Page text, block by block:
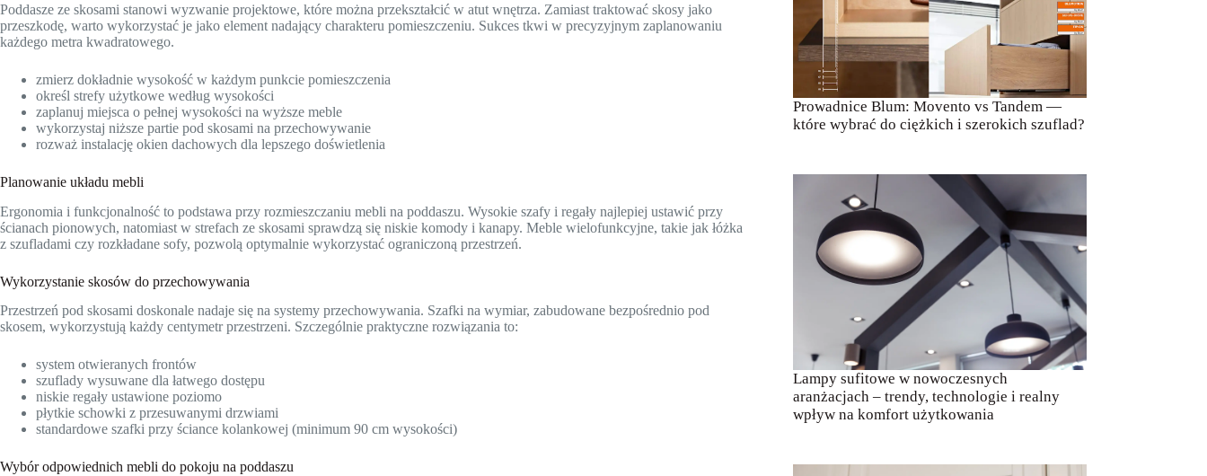
Poddasze ze skosami stanowi wyzwanie projektowe, które można przekształcić w atut wnętrza. Zamiast traktować skosy jako
przeszkodę, warto wykorzystać je jako element nadający charakteru pomieszczeniu. Sukces tkwi w precyzyjnym zaplanowaniu
każdego metra kwadratowego.
zmierz dokładnie wysokość w każdym punkcie pomieszczenia
określ strefy użytkowe według wysokości
zaplanuj miejsca o pełnej wysokości na wyższe meble
wykorzystaj niższe partie pod skosami na przechowywanie
rozważ instalację okien dachowych dla lepszego doświetlenia
Planowanie układu mebli
Ergonomia i funkcjonalność to podstawa przy rozmieszczaniu mebli na poddaszu. Wysokie szafy i regały najlepiej ustawić przy
ścianach pionowych, natomiast w strefach ze skosami sprawdzą się niskie komody i kanapy. Meble wielofunkcyjne, takie jak łóżka
z szufladami czy rozkładane sofy, pozwolą optymalnie wykorzystać ograniczoną przestrzeń.
Wykorzystanie skosów do przechowywania
Przestrzeń pod skosami doskonale nadaje się na systemy przechowywania. Szafki na wymiar, zabudowane bezpośrednio pod
skosem, wykorzystują każdy centymetr przestrzeni. Szczególnie praktyczne rozwiązania to:
system otwieranych frontów
szuflady wysuwane dla łatwego dostępu
niskie regały ustawione poziomo
płytkie schowki z przesuwanymi drzwiami
standardowe szafki przy ściance kolankowej (minimum 90 cm wysokości)
Wybór odpowiednich mebli do pokoju na poddaszu
Prowadnice Blum: Movento vs Tandem —
które wybrać do ciężkich i szerokich szuflad?
Lampy sufitowe w nowoczesnych
aranżacjach – trendy, technologie i realny
wpływ na komfort użytkowania